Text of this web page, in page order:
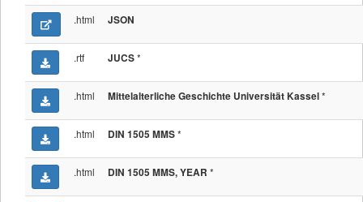
.html JSON
.rtf JUCS*
.html Mittelalterliche Geschichte Universität Kassel*
.html DIN 1505 MMS*
.html DIN 1505 MMS, YEAR *